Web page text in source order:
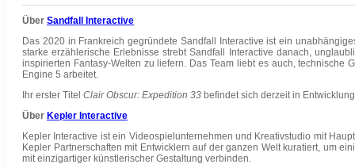
Über Sandfall Interactive
Das 2020 in Frankreich gegründete Sandfall Interactive ist ein
starke erzählerische Erlebnisse strebt Sandfall Interactive danach,
inspirierten Fantasy-Welten zu liefern. Das Team liebt es auch,
Engine 5 arbeitet.
Ihr erster Titel Clair Obscur: Expedition 33 befindet sich derzeit in
Über Kepler Interactive
Kepler Interactive ist ein Videospielunternehmen und Kreativstudio mit
Kepler Partnerschaften mit Entwicklern auf der ganzen Welt kuratiert, um
mit einzigartiger künstlerischer Gestaltung verbinden.